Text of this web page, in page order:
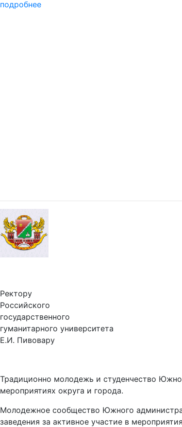
подробнее
Ректору
Российского
государственного
гуманитарного университета
Е.И. Пивовару
Традиционно молодежь и студенчество
мероприятиях округа и города.
Молодежное сообщество Южного
заведения за активное участие в